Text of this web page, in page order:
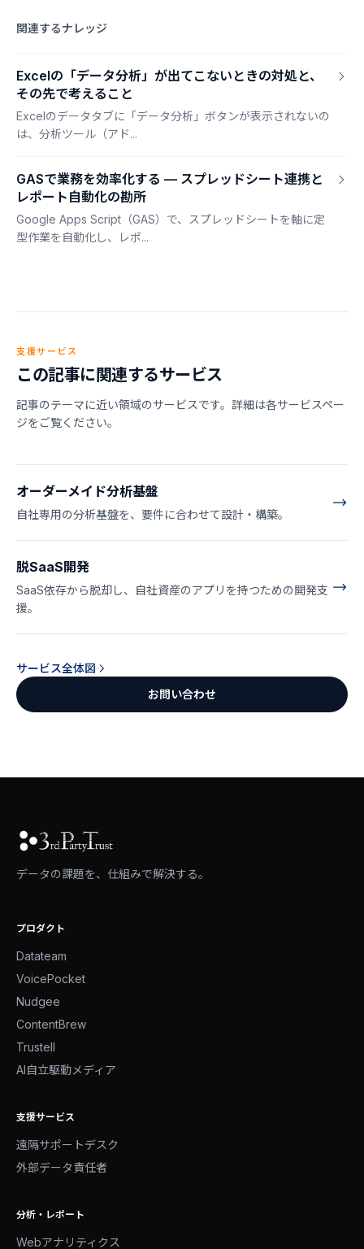
関連するナレッジ
Excelの「データ分析」が出てこないときの対処と、
その先で考えること
Excelのデータタブに「データ分析」ボタンが表示されないの
は、分析ツール（アド...
GASで業務を効率化する — スプレッドシート連携と
レポート自動化の勘所
Google Apps Script（GAS）で、スプレッドシートを軸に定
型作業を自動化し、レポ...
支援サービス
この記事に関連するサービス
記事のテーマに近い領域のサービスです。詳細は各サービスペー
ジをご覧ください。
オーダーメイド分析基盤
自社専用の分析基盤を、要件に合わせて設計・構築。
脱SaaS開発
SaaS依存から脱却し、自社資産のアプリを持つための開発支
援。
サービス全体図
お問い合わせ
データの課題を、仕組みで解決する。
プロダクト
Datateam
VoicePocket
Nudgee
ContentBrew
Trustell
AI自立駆動メディア
支援サービス
遠隔サポートデスク
外部データ責任者
分析・レポート
Webアナリティクス